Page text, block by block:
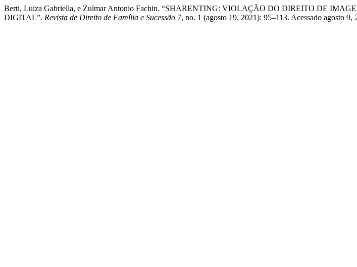
Berti, Luiza Gabriella, e Zulmar Antonio Fachin. “SHARENTING: VIOLAÇÃO DO DIREITO DE
DIGITAL”. Revista de Direito de Família e Sucessão 7, no. 1 (agosto 19, 2021): 95–113. Acessado agosto